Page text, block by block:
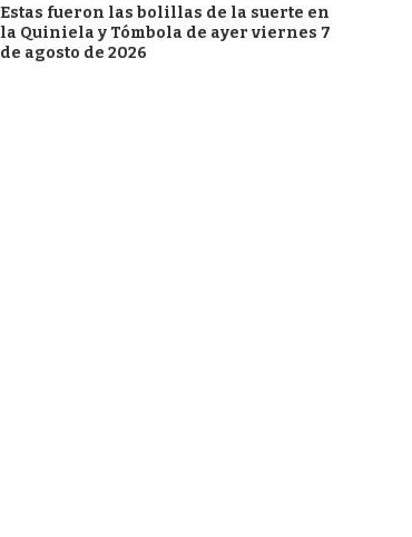
Estas fueron las bolillas de la suerte en
la Quiniela y Tómbola de ayer viernes 7
de agosto de 2026